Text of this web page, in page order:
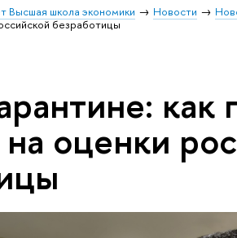
Высшая школа экономики Новости
безработицы
как
оценки